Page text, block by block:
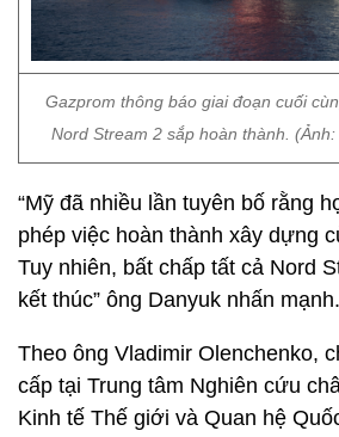
Gazprom thông báo giai đoạn cuối
Nord Stream 2 sắp hoàn thành.
“Mỹ đã nhiều lần tuyên bố rằng
phép việc hoàn thành xây dựng
Tuy nhiên, bất chấp tất cả Nord
kết thúc” ông Danyuk nhấn mạnh.
Theo ông Vladimir Olenchenko,
cấp tại Trung tâm Nghiên cứu
Kinh tế Thế giới và Quan hệ